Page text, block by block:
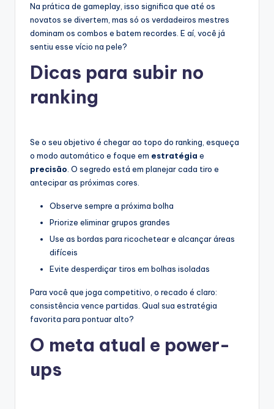
Na prática de gameplay, isso significa que até os
novatos se divertem, mas só os verdadeiros mestres
dominam os combos e batem recordes. E aí, você já
sentiu esse vício na pele?
Dicas para subir no
ranking
Se o seu objetivo é chegar ao topo do ranking, esqueça
o modo automático e foque em estratégia e
precisão . O segredo está em planejar cada tiro e
antecipar as próximas cores.
Observe sempre a próxima bolha
Priorize eliminar grupos grandes
Use as bordas para ricochetear e alcançar áreas
difíceis
Evite desperdiçar tiros em bolhas isoladas
Para você que joga competitivo, o recado é claro:
consistência vence partidas. Qual sua estratégia
favorita para pontuar alto?
O meta atual e power-
ups